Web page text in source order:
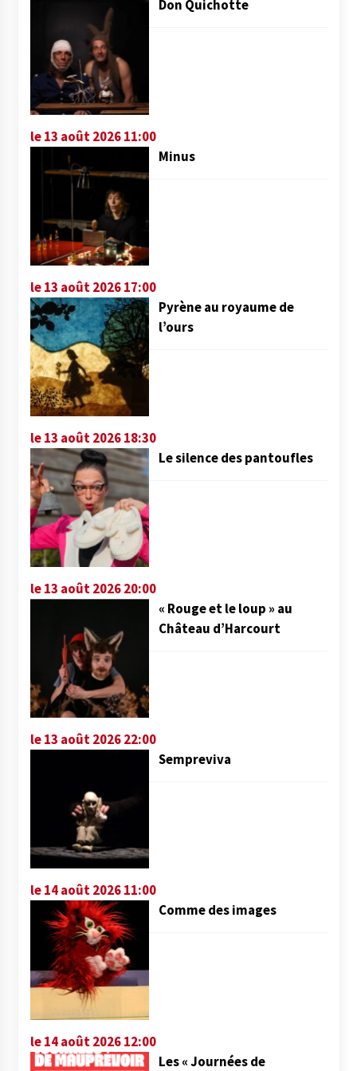
Don Quichotte
le 13 août 2026 11:00
Minus
le 13 août 2026 17:00
Pyrène au royaume de
l’ours
le 13 août 2026 18:30
Le silence des pantoufles
le 13 août 2026 20:00
« Rouge et le loup » au
Château d’Harcourt
le 13 août 2026 22:00
Sempreviva
le 14 août 2026 11:00
Comme des images
le 14 août 2026 12:00
Les « Journées de